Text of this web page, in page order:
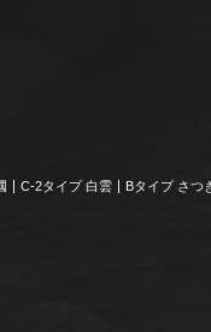
C-2タイプ 白雲 Bタイプ さつ